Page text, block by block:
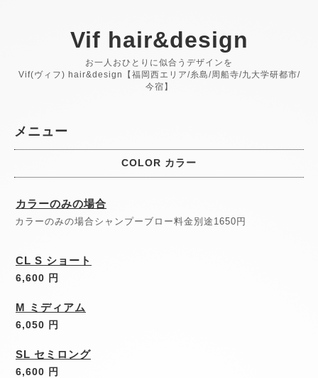
Vif hair&design
お一人おひとりに似合うデザインを
Vif(ヴィフ) hair&design【福岡西エリア/糸島/周船寺/九大学研都市/
今宿】
メニュー
COLOR カラー
カラーのみの場合
カラーのみの場合シャンプーブロー料金別途1650円
CL S ショート
6,600 円
M ミディアム
6,050 円
SL セミロング
6,600 円